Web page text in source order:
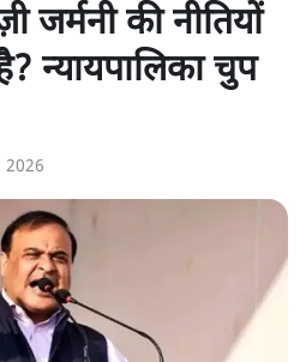
जर्मनी की नीतियों
न्यायपालिका चुप
2026